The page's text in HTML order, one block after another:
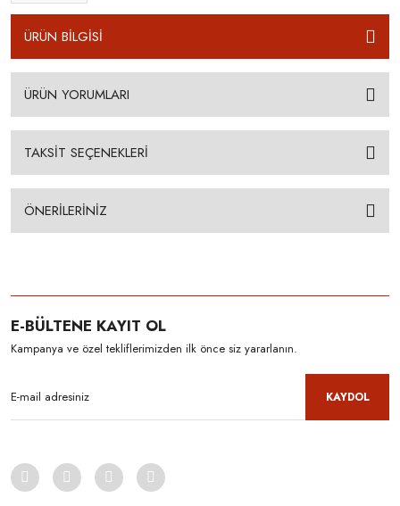
ÜRÜN BİLGİSİ
ÜRÜN YORUMLARI
TAKSİT SEÇENEKLERİ
ÖNERİLERİNİZ
E-BÜLTENE KAYIT OL
Kampanya ve özel tekliflerimizden ilk önce siz yararlanın.
KAYDOL